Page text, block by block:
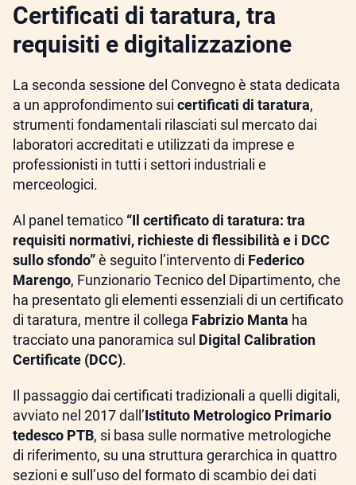
Certificati di taratura, tra
requisiti e digitalizzazione
La seconda sessione del Convegno è stata dedicata
a un approfondimento sui certificati di taratura,
strumenti fondamentali rilasciati sul mercato dai
laboratori accreditati e utilizzati da imprese e
professionisti in tutti i settori industriali e
merceologici.
Al panel tematico “Il certificato di taratura: tra
requisiti normativi, richieste di flessibilità e i DCC
sullo sfondo”è seguito l’intervento di Federico
Marengo, Funzionario Tecnico del Dipartimento, che
ha presentato gli elementi essenziali di un certificato
di taratura, mentre il collega Fabrizio Manta ha
tracciato una panoramica sul Digital Calibration
Certificate (DCC).
Il passaggio dai certificati tradizionali a quelli digitali,
avviato nel 2017 dall’Istituto Metrologico Primario
tedesco PTB, si basa sulle normative metrologiche
di riferimento, su una struttura gerarchica in quattro
sezioni e sull’uso del formato di scambio dei dati